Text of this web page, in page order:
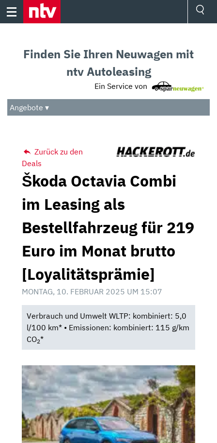
Skip
Audio
Das Beste
Finden Sie Ihren Neuwagen mit
ntv Autoleasing
Ein Service von
Angebote ▾
Zurück zu den
Deals
Škoda Octavia Combi
im Leasing als
Bestellfahrzeug für 219
Euro im Monat brutto
[Loyalitätsprämie]
MONTAG, 10. FEBRUAR 2025 UM 15:07
Verbrauch und Umwelt WLTP: kombiniert: 5,0
l/100 km* • Emissionen: kombiniert: 115 g/km
CO2*